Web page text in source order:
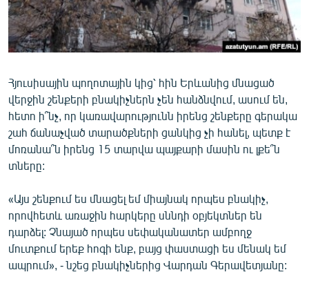
ՏՏ ԵՒ ԻՆՏԵՐՆԵՏ
ԿՈՐՈՆԱՎԻՐՈՒՍ
ՏԵՍԱՆՅՈՒԹԵՐ
ԲԱՆԱՎԵՃ
ՁԳՏԵԼՈՎ ԼԱՎԱԳՈՒՅՆԻՆ
ՓՈԴՔԱՍԹ
Հայերեն
English
Русский
Հյուսիսային պողոտային կից՝ հին Երևանից մնացած
վերջին շենքերի բնակիչներն չեն հանձնվում, ասում են,
հետո ի՞նչ, որ կառավարությունն իրենց շենքերը գերակա
շահ ճանաչված տարածքների ցանկից չի հանել, պետք է
մոռանա՞ն իրենց 15 տարվա պայքարի մասին ու լքե՞ն
տները:
«Այս շենքում ես մնացել եմ միայնակ որպես բնակիչ,
որովհետև առաջին հարկերը սննդի օբյեկտներ են
դարձել: Չնայած որպես սեփականատեր ամբողջ
մուտքում երեք հոգի ենք, բայց փաստացի ես մենակ եմ
ապրում», - նշեց բնակիչներից Վարդան Գերավետյանը: